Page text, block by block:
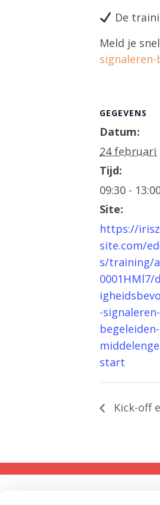
De
Meld je
GEGEVENS
Datum:
24 februari
Tijd:
09:30 -
Site:
https://
site.com/
s/training/
0001HMl7/
-signaleren-
start
Kick-off